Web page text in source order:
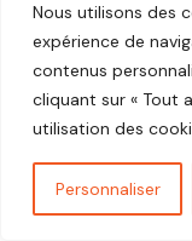
Nous utilisons des
expérience de
contenus
cliquant sur « Tout
utilisation des
Personnaliser
Avis plombier
Vous cherchez un
78870?
Découvrez les avis
Nos artisans
urgences,